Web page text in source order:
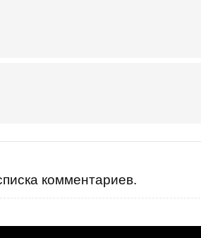
и Запада…
комментариев.